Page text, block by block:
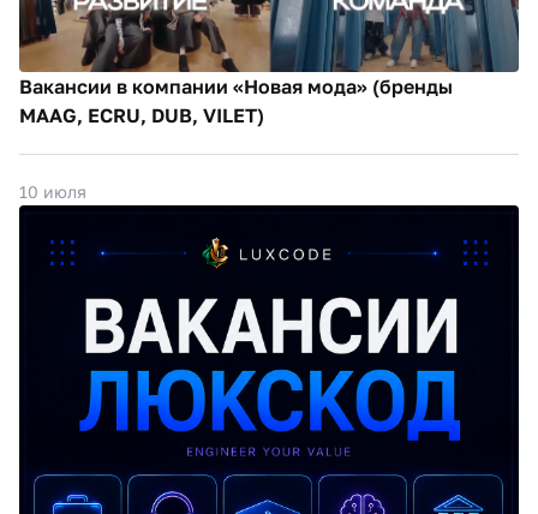
Вакансии в компании «Новая мода» (бренды
MAAG, ECRU, DUB, VILET)
10 июля